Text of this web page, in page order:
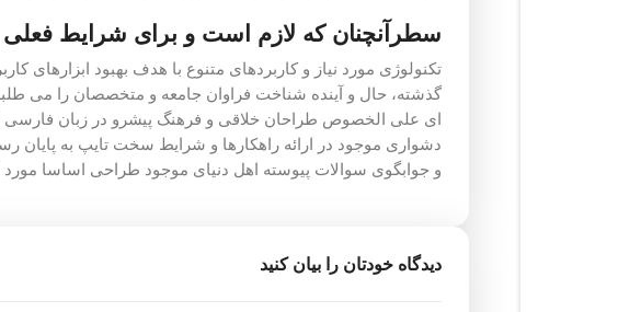
سطرآنچنان که لازم است و برای شرایط فعلی
تکنولوژی مورد نیاز و کاربردهای متنوع با هدف بهبود
گذشته، حال و آینده شناخت فراوان جامعه و متخصصان را می طلبد
ای علی الخصوص طراحان خلاقی و فرهنگ پیشرو در زبان فارسی
دشواری موجود در ارائه راهکارها و شرایط سخت تایپ به پایان
و جوابگوی سوالات پیوسته اهل دنیای موجود طراحی اساسا مورد
دیدگاه خودتان را بیان کنید